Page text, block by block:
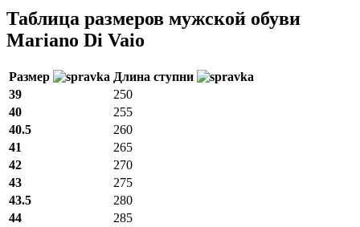
Таблица размеров мужской обуви
Mariano Di Vaio
Размер
Длина ступни
39
250
40
255
40.5
260
41
265
42
270
43
275
43.5
280
44
285